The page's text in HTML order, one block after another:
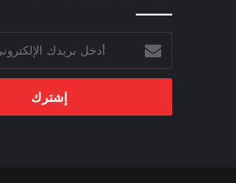
بريدك
الإلكتروني